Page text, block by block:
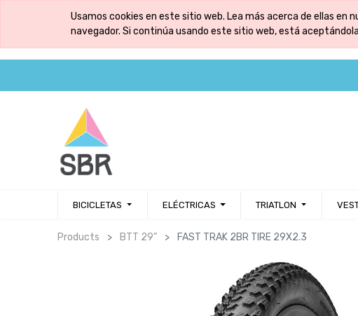
Usamos cookies en este sitio web. Lea más acerca de ellas
navegador. Si continúa usando este sitio web, está
BICICLETAS ELÉCTRICAS TRIATLON
Products BTT 29” FAST TRAK 2BR TIRE 29X2.3